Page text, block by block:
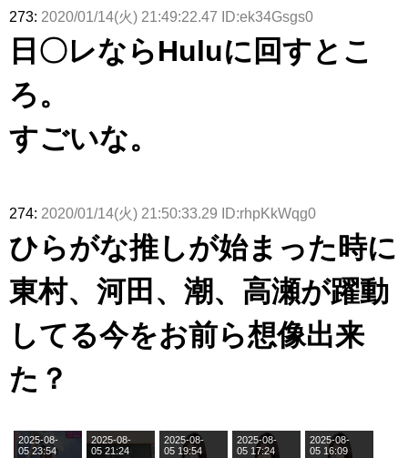
273: 2020/01/14(火) 21:49:22.47 ID:ek34Gsgs0
日〇レならHuluに回すとこ
ろ。
すごいな。
274: 2020/01/14(火) 21:50:33.29 ID:rhpKkWqg0
ひらがな推しが始まった時に
東村、河田、潮、高瀬が躍動
してる今をお前ら想像出来
た？
2025-08-
05 23:54
2025-08-
05 21:24
2025-08-
05 19:54
2025-08-
05 17:24
2025-08-
05 16:09